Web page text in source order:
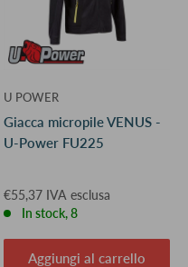
U POWER
Giacca micropile VENUS -
U-Power FU225
€55,37 IVA esclusa
In stock, 8
Aggiungi al carrello